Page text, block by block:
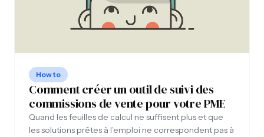
How to
Comment créer un outil de suivi des
commissions de vente pour votre PME
Quand les feuilles de calcul ne suffisent plus et que
les solutions prêtes à l’emploi ne correspondent pas à